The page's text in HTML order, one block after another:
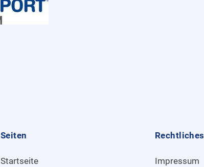
Seiten
Startseite
Rechtliches
Impressum